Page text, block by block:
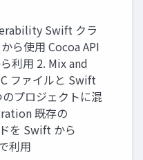
Swift クラ
ら使用 Cocoa API
利用 2. Mix and
ファイルと Swift
プロジェクトに混
既存の
を Swift から
利用